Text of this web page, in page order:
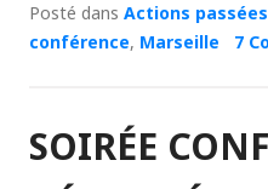
Posté dans Actions passées
conférence, Marseille 7
SOIRÉE